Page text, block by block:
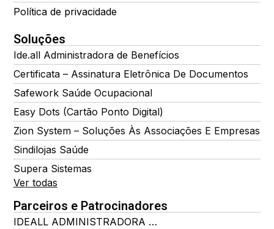
Política de privacidade
Soluções
Ide.all Administradora de Benefícios
Certificata – Assinatura Eletrônica De Documentos
Safework Saúde Ocupacional
Easy Dots (Cartão Ponto Digital)
Zion System – Soluções Às Associações E Empresas
Sindilojas Saúde
Supera Sistemas
Ver todas
Parceiros e Patrocinadores
IDEALL ADMINISTRADORA DE BENEFÍCIOS